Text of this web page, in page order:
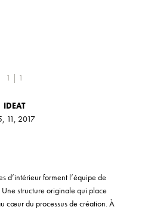
1 | 1
IDEAT
11, 2017
d’intérieur forment l’équipe de
structure originale qui place
cœur du processus de création. À